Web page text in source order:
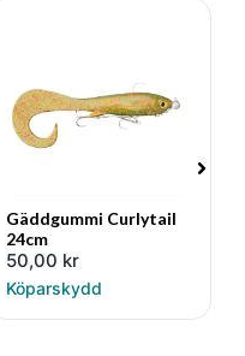
Gäddgummi Curlytail
24cm
50,00 kr
Köparskydd